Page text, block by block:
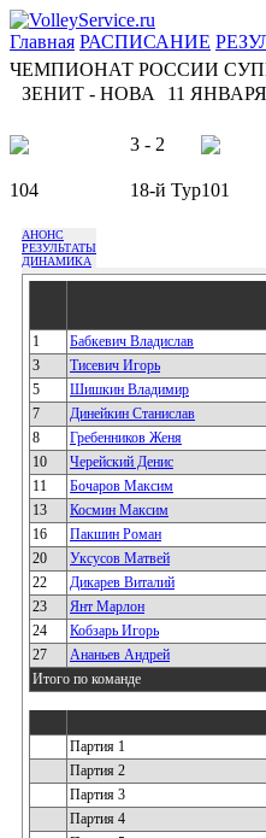
Главная РАСПИСАНИЕ
ЧЕМПИОНАТ РОССИИ
ЗЕНИТ - НОВА
11 ЯНВАРЯ
3 - 2
104 18-й Тур101
АНОНС
РЕЗУЛЬТАТЫ
ДИНАМИКА
1
Бабкевич Владислав
3
Тисевич Игорь
5
Шишкин Владимир
7
Динейкин Станислав
8
Гребенников Женя
10
Черейский Денис
11
Бочаров Максим
13
Космин Максим
16
Пакшин Роман
20
Уксусов Матвей
22
Дикарев Виталий
23
Янт Марлон
24
Кобзарь Игорь
27
Ананьев Андрей
Итого по команде
Партия 1
Партия 2
Партия 3
Партия 4